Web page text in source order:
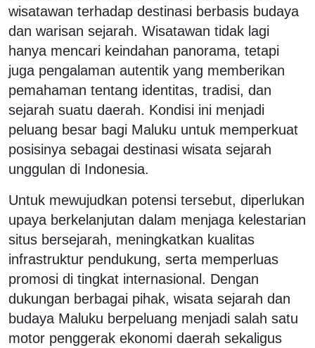
wisatawan terhadap destinasi berbasis budaya
dan warisan sejarah. Wisatawan tidak lagi
hanya mencari keindahan panorama, tetapi
juga pengalaman autentik yang memberikan
pemahaman tentang identitas, tradisi, dan
sejarah suatu daerah. Kondisi ini menjadi
peluang besar bagi Maluku untuk memperkuat
posisinya sebagai destinasi wisata sejarah
unggulan di Indonesia.
Untuk mewujudkan potensi tersebut, diperlukan
upaya berkelanjutan dalam menjaga kelestarian
situs bersejarah, meningkatkan kualitas
infrastruktur pendukung, serta memperluas
promosi di tingkat internasional. Dengan
dukungan berbagai pihak, wisata sejarah dan
budaya Maluku berpeluang menjadi salah satu
motor penggerak ekonomi daerah sekaligus